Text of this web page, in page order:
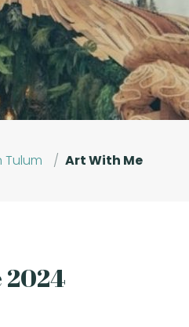
Tulum
/ Art With Me